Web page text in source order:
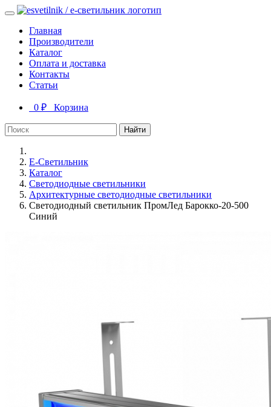
Главная
Производители
Каталог
Оплата и доставка
Контакты
Статьи
0 ₽ Корзина
Найти
Е-Светильник
Каталог
Светодиодные светильники
Архитектурные светодиодные светильники
Светодиодный светильник ПромЛед Барокко-20-500
Синий